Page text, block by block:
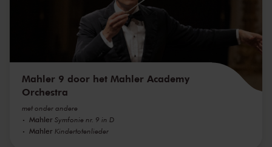
Mahler 9 door het Mahler Academy
Orchestra
met onder andere
Mahler Symfonie nr. 9 in D
Mahler Kindertotenlieder